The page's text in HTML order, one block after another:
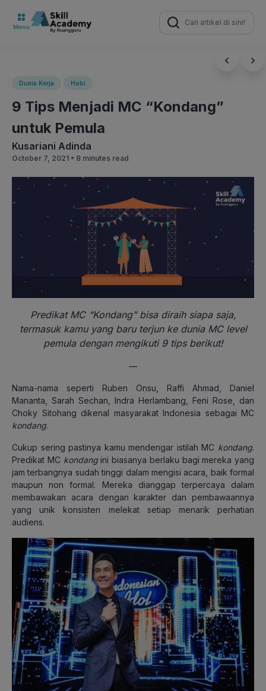
Search
for:
Dunia Kerja Hobi
9 Tips Menjadi MC “Kondang”
untuk Pemula
Kusariani Adinda
October 7, 2021 • 8 minutes read
Predikat MC “Kondang” bisa diraih siapa saja,
termasuk kamu yang baru terjun ke dunia MC level
pemula dengan mengikuti 9 tips berikut!
—
Nama-nama seperti Ruben Onsu, Raffi Ahmad, Daniel
Mananta, Sarah Sechan, Indra Herlambang, Feni Rose, dan
Choky Sitohang dikenal masyarakat Indonesia sebagai MC
kondang.
Cukup sering pastinya kamu mendengar istilah MC kondang.
Predikat MC kondangini biasanya berlaku bagi mereka yang
jam terbangnya sudah tinggi dalam mengisi acara, baik formal
maupun non formal. Mereka dianggap terpercaya dalam
membawakan acara dengan karakter dan pembawaannya
yang unik konsisten melekat setiap menarik perhatian
audiens.